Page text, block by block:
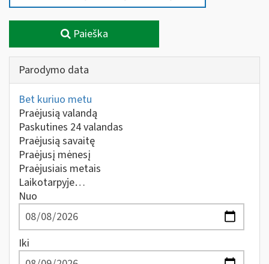
Paieška
Parodymo data
Bet kuriuo metu
Praėjusią valandą
Paskutines 24 valandas
Praėjusią savaitę
Praėjusį mėnesį
Praėjusiais metais
Laikotarpyje…
Nuo
Iki